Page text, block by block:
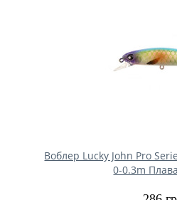
Воблер Lucky John Pro
0-0.3m